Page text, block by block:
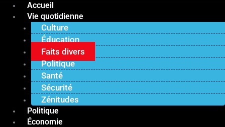
Accueil
Vie quotidienne
Culture
Éducation
Faits divers
Politique
Santé
Sécurité
Zénitudes
Politique
Économie